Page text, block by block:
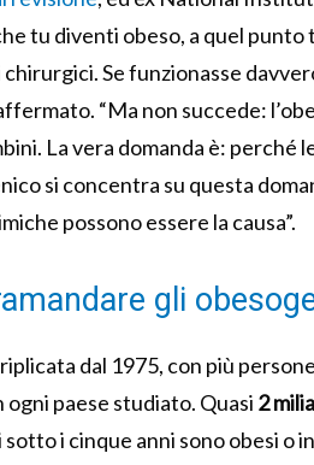
tu diventi obeso, a quel
Se funzionasse
“Ma non succede:
La vera domanda è: perché
si concentra su questa
possono essere la causa”.
gli
dal 1975, con più
ogni paese studiato. Quasi 2
i cinque anni sono obesi o